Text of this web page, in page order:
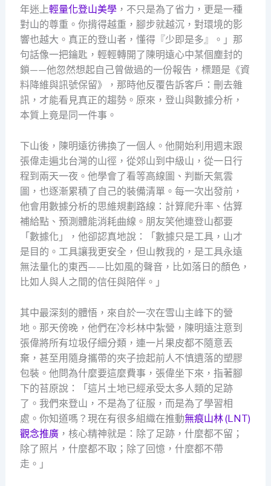
年迷上輕量化登山美學，不只是為了省力，更是一種
對山的尊重。你揹得越重，腳步就越沉，對環境的影
響也越大。真正的登山者，懂得『少即是多』。」那
句話像一把鑰匙，輕輕轉開了陳明遠心中某個塵封的
鎖——他忽然想起自己曾做過的一份報告，標題是《資
料降維與訊號保留》，那時他反覆告訴客戶：刪去雜
訊，才能看見真正的趨勢。原來，登山與數據分析，
本質上竟是同一件事。
下山後，陳明遠彷彿換了一個人。他開始利用週末跟
張偉走遍北台灣的山徑，從郊山到中級山，從一日行
程到兩天一夜。他學會了看等高線圖、判斷天氣雲
圖，也逐漸累積了自己的裝備清單。每一次出發前，
他會用數據分析的思維規劃路線：計算爬升率、估算
補給點、預測體能消耗曲線。朋友笑他連登山都要
「數據化」，他卻認真地說：「數據只是工具，山才
是目的。工具讓我更安全，但山教我的，是工具永遠
無法量化的東西——比如風的聲音，比如落日的顏色，
比如人與人之間的信任與陪伴。」
其中最深刻的體悟，來自於一次在雪山主峰下的營
地。那天傍晚，他們在冷杉林中紮營，陳明遠注意到
張偉將所有垃圾仔細分類，連一片果皮都不隨意丟
棄，甚至用隨身攜帶的夾子撿起前人不慎遺落的塑膠
包裝。他問為什麼要這麼費事，張偉坐下來，指著腳
下的苔原說：「這片土地已經承受太多人類的足跡
了。我們來登山，不是為了征服，而是為了學習相
處。你知道嗎？現在有很多組織在推動無痕山林 (LNT)
觀念推廣，核心精神就是：除了足跡，什麼都不留；
除了照片，什麼都不取；除了回憶，什麼都不帶
走。」